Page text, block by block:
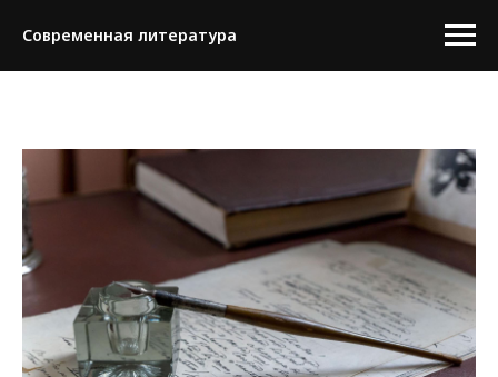
Современная литература